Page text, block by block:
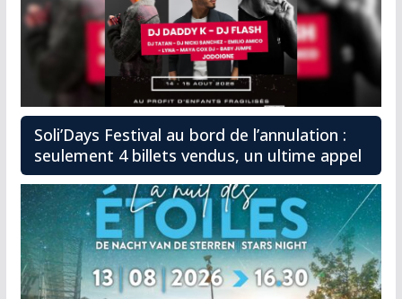
Soli’Days Festival au bord de l’annulation :
seulement 4 billets vendus, un ultime appel